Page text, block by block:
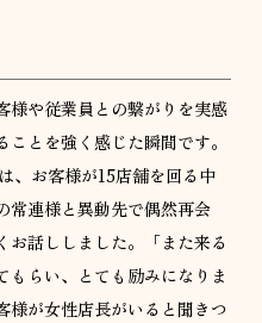
様や従業員との繋がりを実感
とを強く感じた瞬間です。
、お客様が15店舗を回る中
常連様と異動先で偶然再会
お話ししました。「また来る
もらい、とても励みになりま
様が女性店長がいると聞きつ